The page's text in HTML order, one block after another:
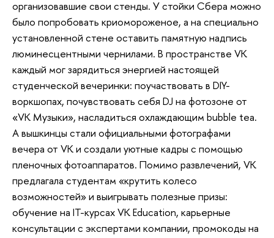
организовавшие свои стенды. У стойки Сбера можно
было попробовать криомороженое, а на специально
установленной стене оставить памятную надпись
люминесцентными чернилами. В пространстве VK
каждый мог зарядиться энергией настоящей
студенческой вечеринки: поучаствовать в DIY-
воркшопах, почувствовать себя DJ на фотозоне от
«VK Музыки», насладиться охлаждающим bubble tea.
А вышкинцы стали официальными фотографами
вечера от VK и создали уютные кадры с помощью
пленочных фотоаппаратов. Помимо развлечений, VK
предлагала студентам «крутить колесо
возможностей» и выигрывать полезные призы:
обучение на IT-курсах VK Education, карьерные
консультации с экспертами компании, промокоды на